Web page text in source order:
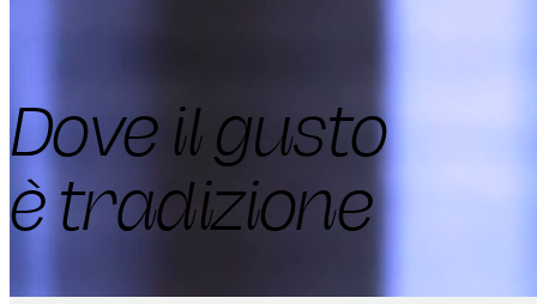
Dove il gusto
è tradizione